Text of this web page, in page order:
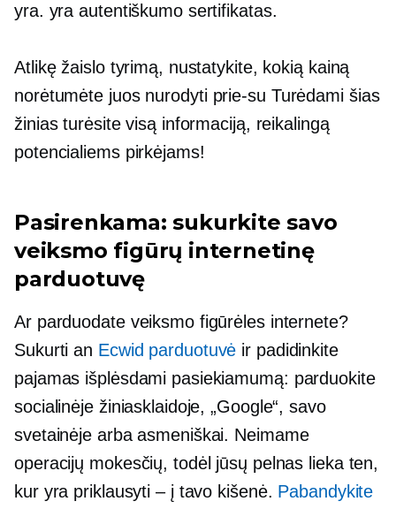
yra. yra autentiškumo sertifikatas.
Atlikę žaislo tyrimą, nustatykite, kokią kainą
norėtumėte juos nurodyti prie-su Turėdami šias
žinias turėsite visą informaciją, reikalingą
potencialiems pirkėjams!
Pasirenkama: sukurkite savo
veiksmo figūrų internetinę
parduotuvę
Ar parduodate veiksmo figūrėles internete?
Sukurti an Ecwid parduotuvė ir padidinkite
pajamas išplėsdami pasiekiamumą: parduokite
socialinėje žiniasklaidoje, „Google“, savo
svetainėje arba asmeniškai. Neimame
operacijų mokesčių, todėl jūsų pelnas lieka ten,
kur yra priklausyti – įtavo kišenė. Pabandykite